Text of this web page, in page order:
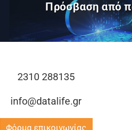
Πρόσβαση από
2310 288135
info@datalife.gr
Φόρμα επικοινωνίας